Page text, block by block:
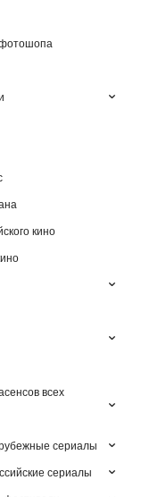
кино
всех
сериалы
сериалы